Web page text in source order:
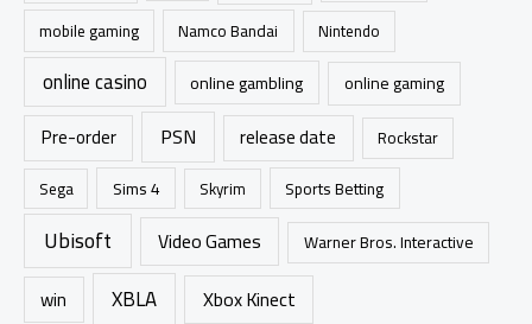
mobile gaming Namco Bandai Nintendo
online casino online gambling online gaming
Pre-order PSN release date Rockstar
Sega Sims 4 Skyrim Sports Betting
Ubisoft Video Games Warner Bros. Interactive
win XBLA Xbox Kinect